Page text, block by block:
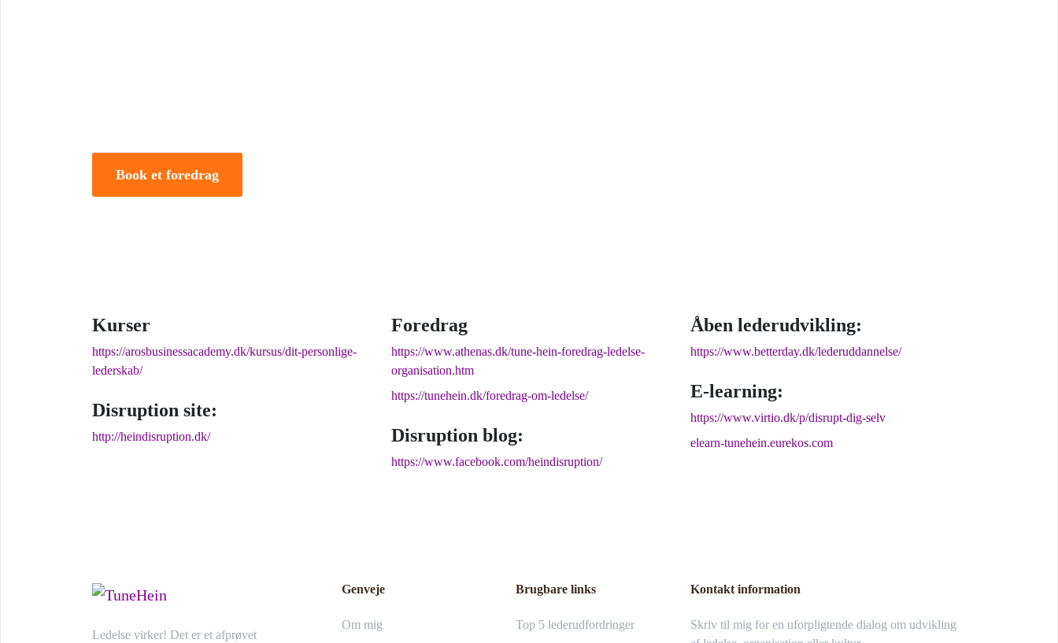
Book et foredrag
Kurser
https://arosbusinessacademy.dk/kursus/dit-personlige-
lederskab/
Disruption site:
http://heindisruption.dk/
Foredrag
https://www.athenas.dk/tune-hein-foredrag-ledelse-
organisation.htm
https://tunehein.dk/foredrag-om-ledelse/
Disruption blog:
https://www.facebook.com/heindisruption/
Åben lederudvikling:
https://www.betterday.dk/lederuddannelse/
E-learning:
https://www.virtio.dk/p/disrupt-dig-selv
elearn-tunehein.eurekos.com
Ledelse virker! Det er et afprøvet
Genveje
Om mig
Brugbare links
Top 5 lederudfordringer
Kontakt information
Skriv til mig for en uforpligtende dialog om udvikling